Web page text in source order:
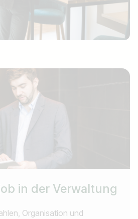
in der Verwaltung
Organisation und